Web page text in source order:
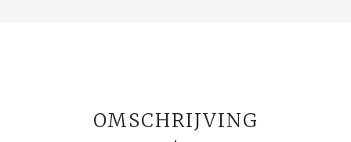
OMSCHRIJVING